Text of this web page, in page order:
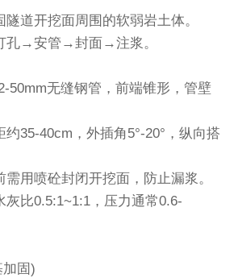
道开挖面周围的软弱岩土体。
孔→安管→封面→注浆。
50mm无缝钢管，前端锥形，管壁
35-40cm，外插角5°-20°，纵向搭
用喷砼封闭开挖面，防止漏浆。
灰比0.5:1~1:1，压力通常0.6-
固)